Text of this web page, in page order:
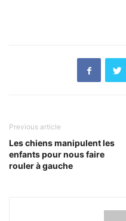
Previous article
Les chiens manipulent les
enfants pour nous faire
rouler à gauche